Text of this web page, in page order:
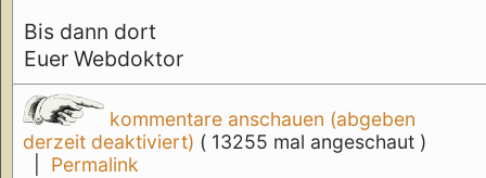
Bis dann dort
Euer Webdoktor
kommentare anschauen (abgeben
derzeit deaktiviert) ( 13255 mal angeschaut )
Permalink